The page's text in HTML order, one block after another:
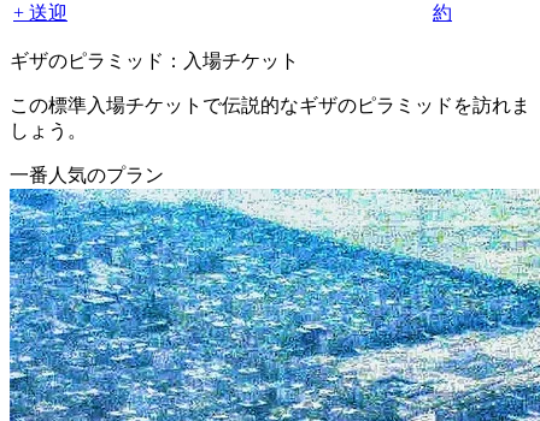
+ 送迎
約
ギザのピラミッド：入場チケット
この標準入場チケットで伝説的なギザのピラミッドを訪れま
しょう。
一番人気のプラン